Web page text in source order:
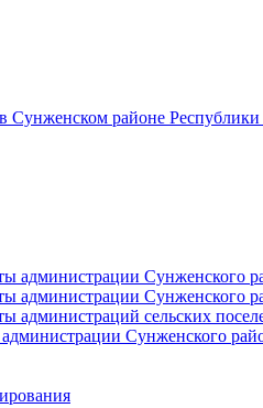
Сунженском районе
администрации Сунженского
администрации Сунженского
администраций сельских
Сунженского